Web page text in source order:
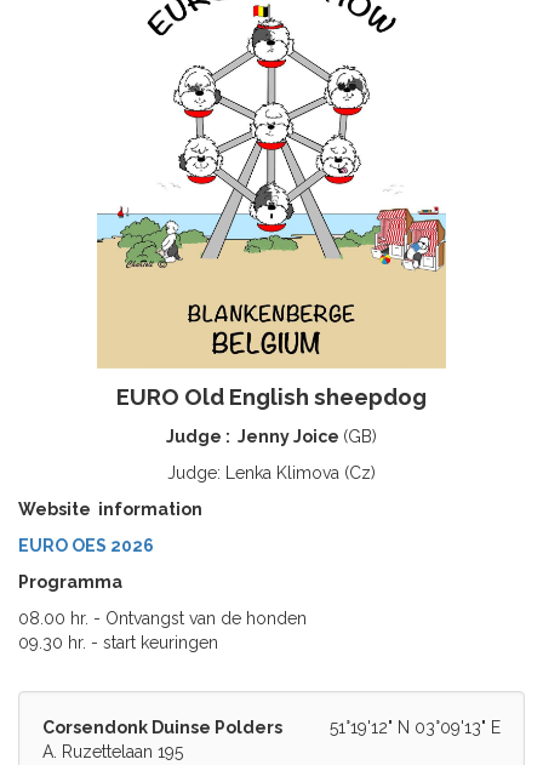
EURO Old English sheepdog
Judge : Jenny Joice (GB)
Judge: Lenka Klimova (Cz)
Website information
EURO OES 2026
Programma
08.00 hr. - Ontvangst van de honden
09.30 hr. - start keuringen
51°19'12" N 03°09'13" E
Corsendonk Duinse Polders
A. Ruzettelaan 195